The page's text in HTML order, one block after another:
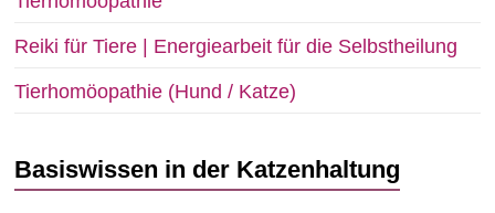
Reiki für Tiere | Energiearbeit für die Selbstheilung
Tierhomöopathie (Hund / Katze)
Basiswissen in der Katzenhaltung